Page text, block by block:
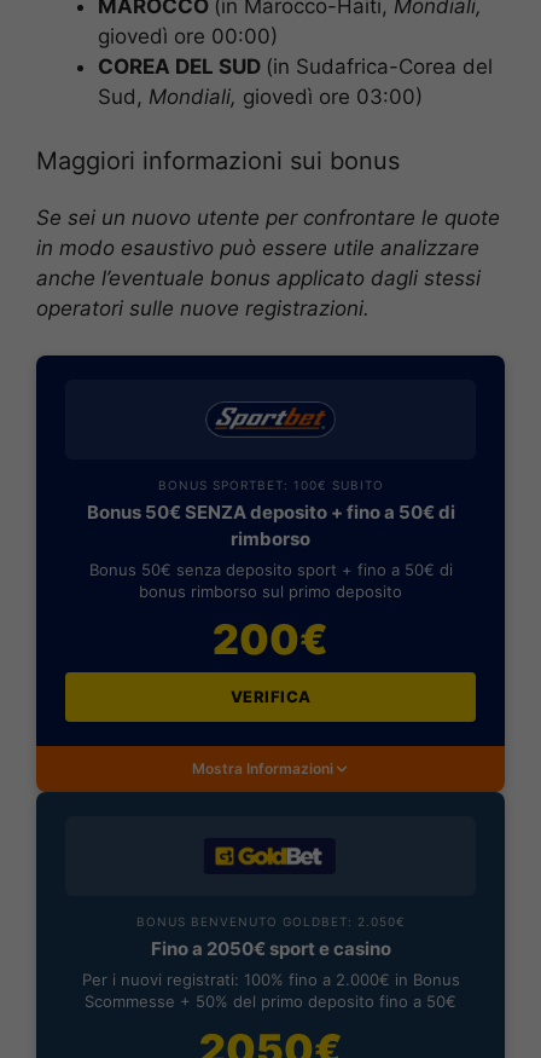
MAROCCO (in Marocco-Haiti, Mondiali,
giovedì ore 00:00)
COREA DEL SUD (in Sudafrica-Corea del
Sud, Mondiali, giovedì ore 03:00)
Maggiori informazioni sui bonus
Se sei un nuovo utente per confrontare le quote
in modo esaustivo può essere utile analizzare
anche l’eventuale bonus applicato dagli stessi
operatori sulle nuove registrazioni.
BONUS SPORTBET: 100€ SUBITO
Bonus 50€ SENZA deposito + fino a 50€ di
rimborso
Bonus 50€ senza deposito sport + fino a 50€ di
bonus rimborso sul primo deposito
200€
VERIFICA
Mostra Informazioni
BONUS BENVENUTO GOLDBET: 2.050€
Fino a 2050€ sport e casino
Per i nuovi registrati: 100% fino a 2.000€ in Bonus
Scommesse + 50% del primo deposito fino a 50€